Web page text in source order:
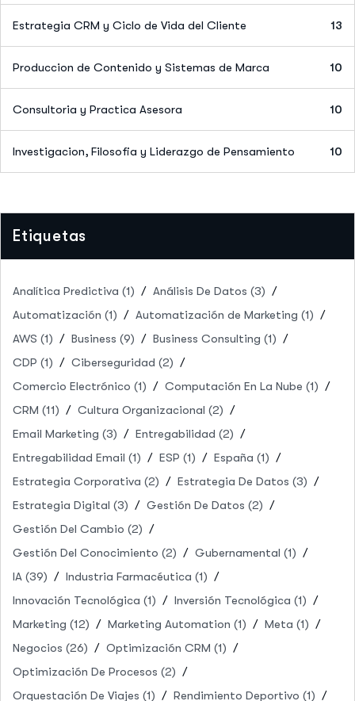
Estrategia CRM y Ciclo de Vida del Cliente 13
Produccion de Contenido y Sistemas de Marca 10
Consultoria y Practica Asesora 10
Investigacion, Filosofia y Liderazgo de Pensamiento 10
Etiquetas
Analítica Predictiva (1) Análisis De Datos (3)
Automatización (1) Automatización de Marketing (1)
AWS (1) Business (9) Business Consulting (1)
CDP (1) Ciberseguridad (2)
Comercio Electrónico (1) Computación En La Nube (1)
CRM (11) Cultura Organizacional (2)
Email Marketing (3) Entregabilidad (2)
Entregabilidad Email (1) ESP (1) España (1)
Estrategia Corporativa (2) Estrategia De Datos (3)
Estrategia Digital (3) Gestión De Datos (2)
Gestión Del Cambio (2)
Gestión Del Conocimiento (2) Gubernamental (1)
IA (39) Industria Farmacéutica (1)
Innovación Tecnológica (1) Inversión Tecnológica (1)
Marketing (12) Marketing Automation (1) Meta (1)
Negocios (26) Optimización CRM (1)
Optimización De Procesos (2)
Orquestación De Viajes (1) Rendimiento Deportivo (1)